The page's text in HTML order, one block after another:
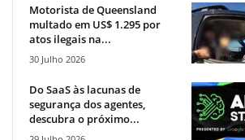
Motorista de Queensland
multado em US$ 1.295 por
atos ilegais na...
30 Julho 2026
Do SaaS às lacunas de
segurança dos agentes,
descubra o próximo...